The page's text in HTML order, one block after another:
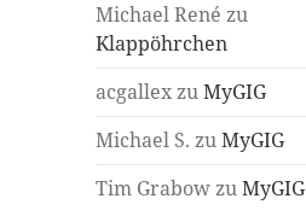
Michael René zu
Klappöhrchen
acgallexzuMyGIG
Michael S. zuMyGIG
Tim GrabowzuMyGIG